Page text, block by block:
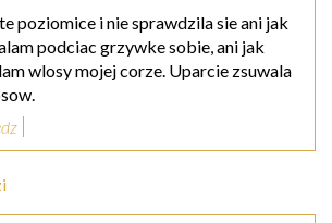
poziomice i nie sprawdzila sie ani jak
podciac grzywke sobie, ani jak
wlosy mojej corze. Uparcie zsuwala